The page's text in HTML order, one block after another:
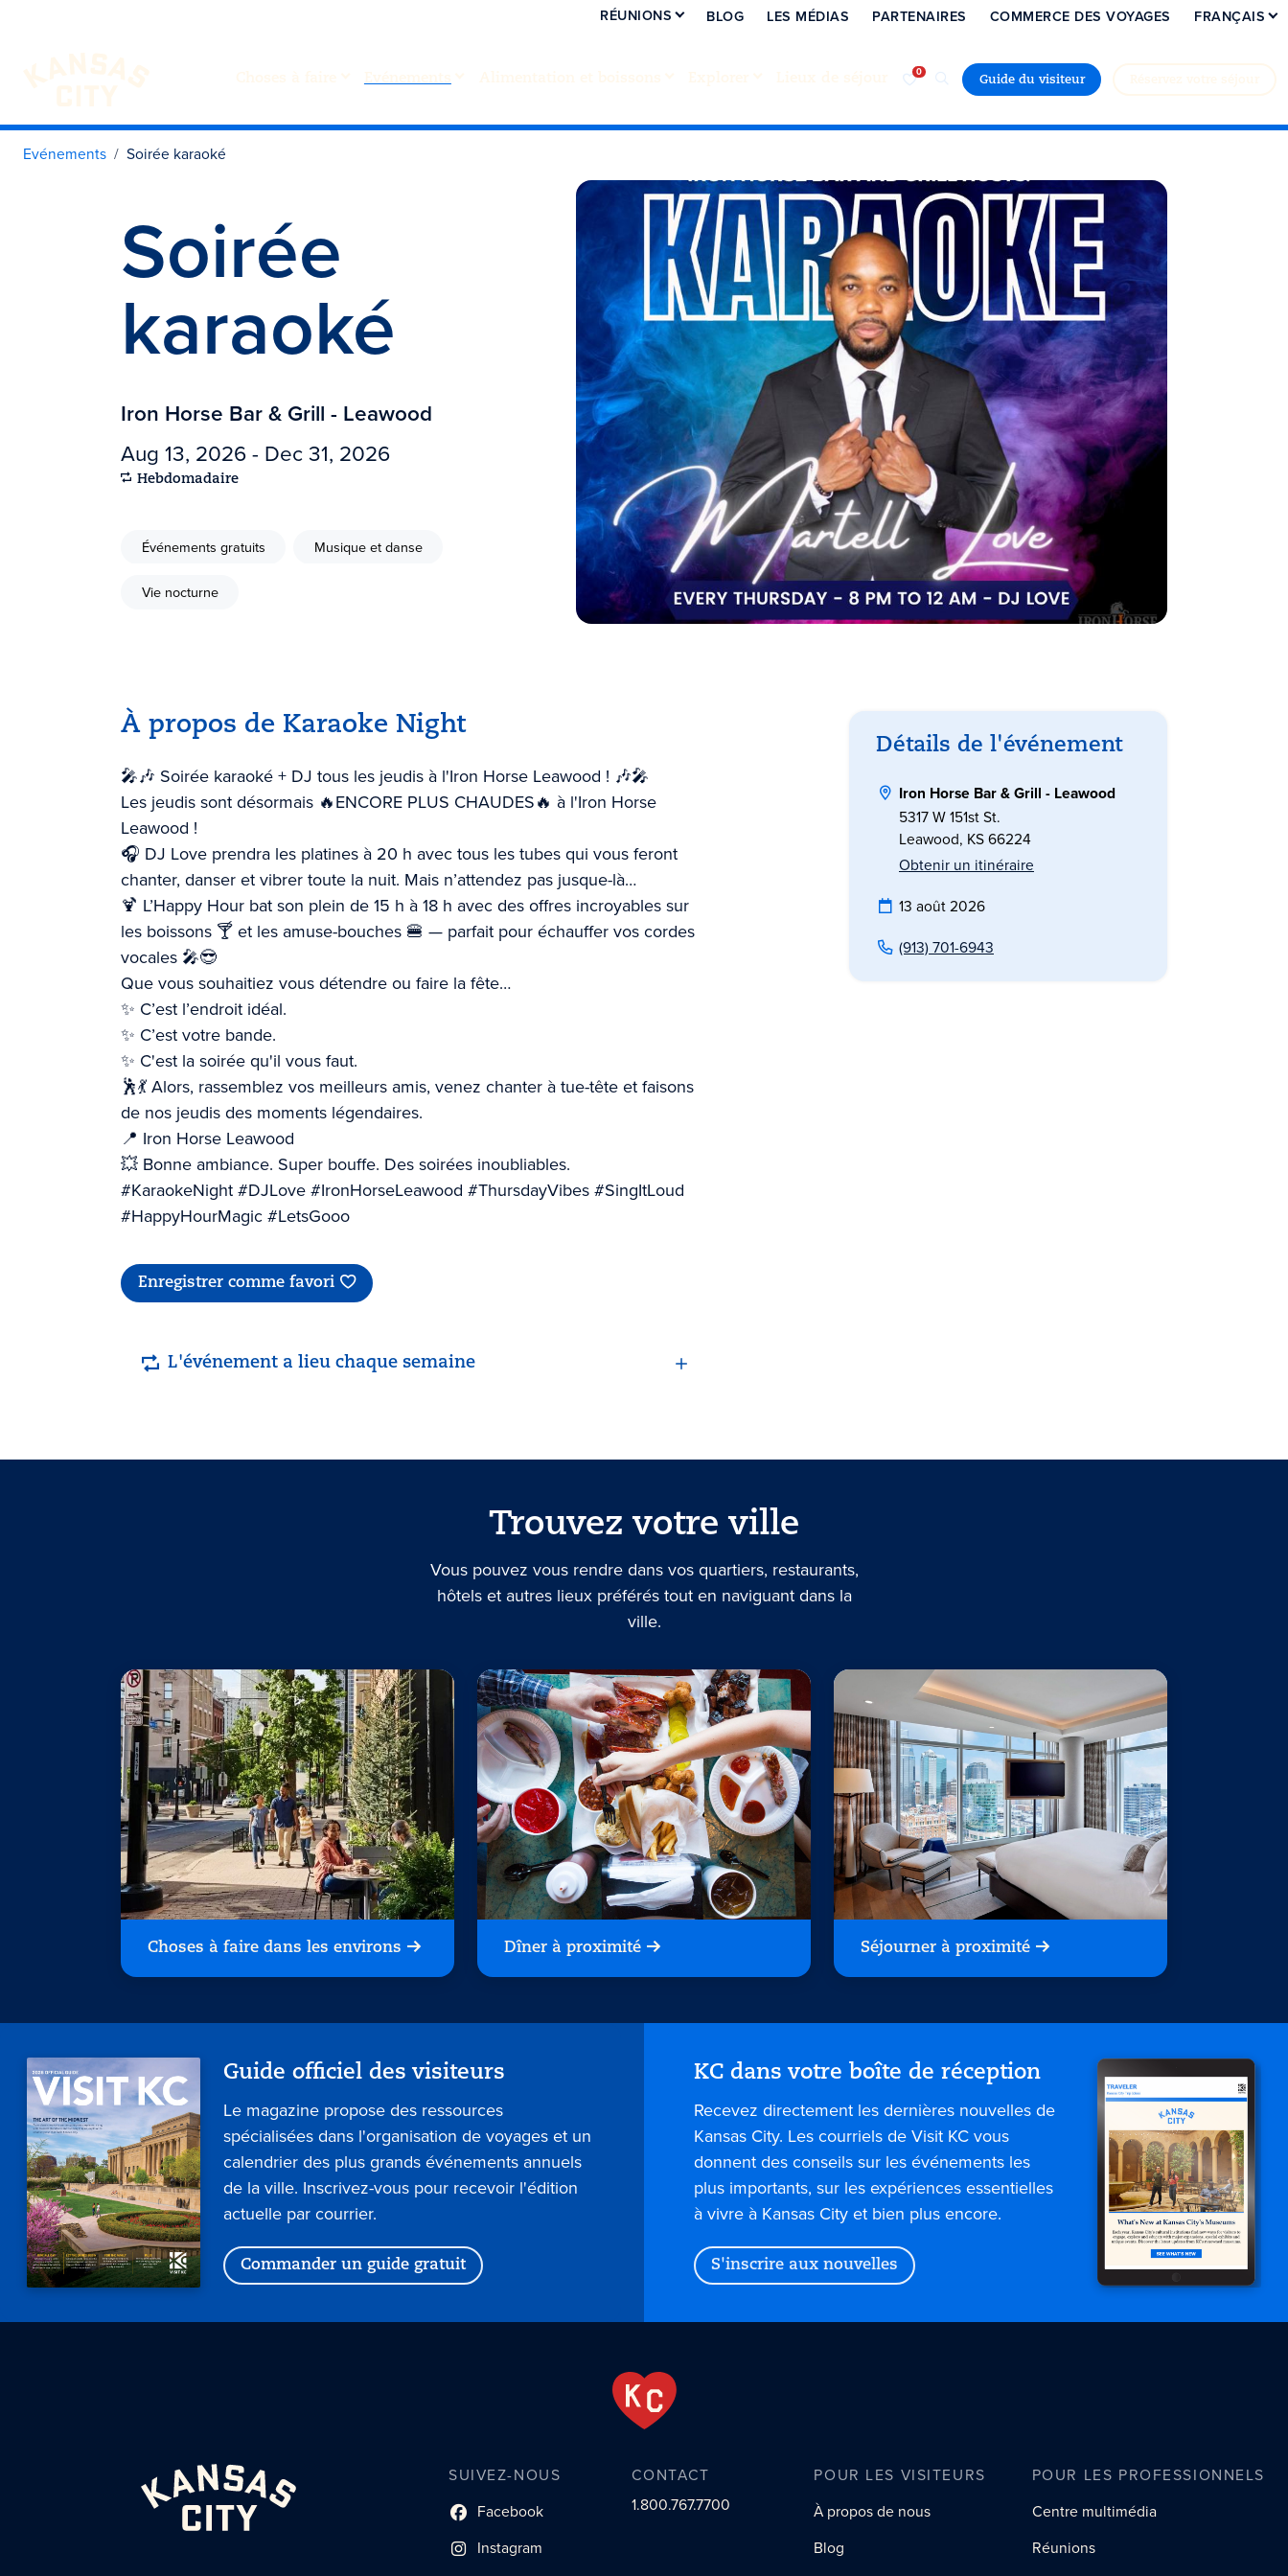
Visiter KC
Guide du visiteur
RÉUNIONS BLOG LES MÉDIAS PARTENAIRES COMMERCE DES VOYAGES FRANÇAIS
Skip to content
Evénements Soirée karaoké
Soirée
karaoké
Iron Horse Bar & Grill - Leawood
Aug 13, 2026 - Dec 31, 2026
Hebdomadaire
Événements gratuits Musique et danse
Vie nocturne
À propos de Karaoke Night
🎤🎶 Soirée karaoké + DJ tous les jeudis à l'Iron Horse Leawood ! 🎶🎤
Les jeudis sont désormais 🔥ENCORE PLUS CHAUDES🔥 à l'Iron Horse
Leawood !
🎧 DJ Love prendra les platines à 20 h avec tous les tubes qui vous feront
chanter, danser et vibrer toute la nuit. Mais n’attendez pas jusque-là…
🍹 L’Happy Hour bat son plein de 15 h à 18 h avec des offres incroyables sur
les boissons 🍸 et les amuse-bouches 🍔 — parfait pour échauffer vos cordes
vocales 🎤😎
Que vous souhaitiez vous détendre ou faire la fête…
✨ C’est l’endroit idéal.
✨ C’est votre bande.
✨ C'est la soirée qu'il vous faut.
🕺💃 Alors, rassemblez vos meilleurs amis, venez chanter à tue-tête et faisons
de nos jeudis des moments légendaires.
📍 Iron Horse Leawood
💥 Bonne ambiance. Super bouffe. Des soirées inoubliables.
#KaraokeNight #DJLove #IronHorseLeawood #ThursdayVibes #SingItLoud
#HappyHourMagic #LetsGooo
Enregistrer comme favori
L'événement a lieu chaque semaine
Détails de l'événement
Iron Horse Bar & Grill - Leawood
5317 W 151st St.
Leawood, KS 66224
Obtenir un itinéraire
13 août 2026
(913) 701-6943
Trouvez votre ville
Vous pouvez vous rendre dans vos quartiers, restaurants,
hôtels et autres lieux préférés tout en naviguant dans la
ville.
Choses à faire dans les environs Dîner à proximité Séjourner à proximité
Guide officiel des visiteurs
Le magazine propose des ressources
spécialisées dans l'organisation de voyages et un
calendrier des plus grands événements annuels
de la ville. Inscrivez-vous pour recevoir l'édition
actuelle par courrier.
Commander un guide gratuit
KC dans votre boîte de réception
Recevez directement les dernières nouvelles de
Kansas City. Les courriels de Visit KC vous
donnent des conseils sur les événements les
plus importants, sur les expériences essentielles
à vivre à Kansas City et bien plus encore.
S'inscrire aux nouvelles
SUIVEZ-NOUS
Facebook
lien du profil social
Instagram
lien vers le profil social
CONTACT
1.800.767.7700
POUR LES VISITEURS
À propos de nous
Blog
POUR LES PROFESSIONNELS
Centre multimédia
Réunions